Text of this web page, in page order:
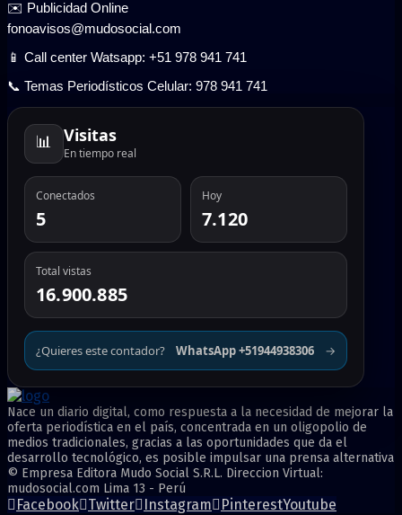
✉️ Publicidad Online
fonoavisos@mudosocial.com
📱 Call center Watsapp: +51 978 941 741
📞 Temas Periodísticos Celular: 978 941 741
📊 Visitas
En tiempo real
Conectados
5
Hoy
7.120
Total vistas
16.900.885
¿Quieres este contador? WhatsApp +51944938306 →
Nace un diario digital, como respuesta a la necesidad de mejorar la
oferta periodística en el país, concentrada en un oligopolio de
medios tradicionales, gracias a las oportunidades que da el
desarrollo tecnológico, es posible impulsar una prensa alternativa
© Empresa Editora Mudo Social S.R.L. Direccion Virtual:
mudosocial.com Lima 13 - Perú
Facebook Twitter Instagram PinterestYoutube